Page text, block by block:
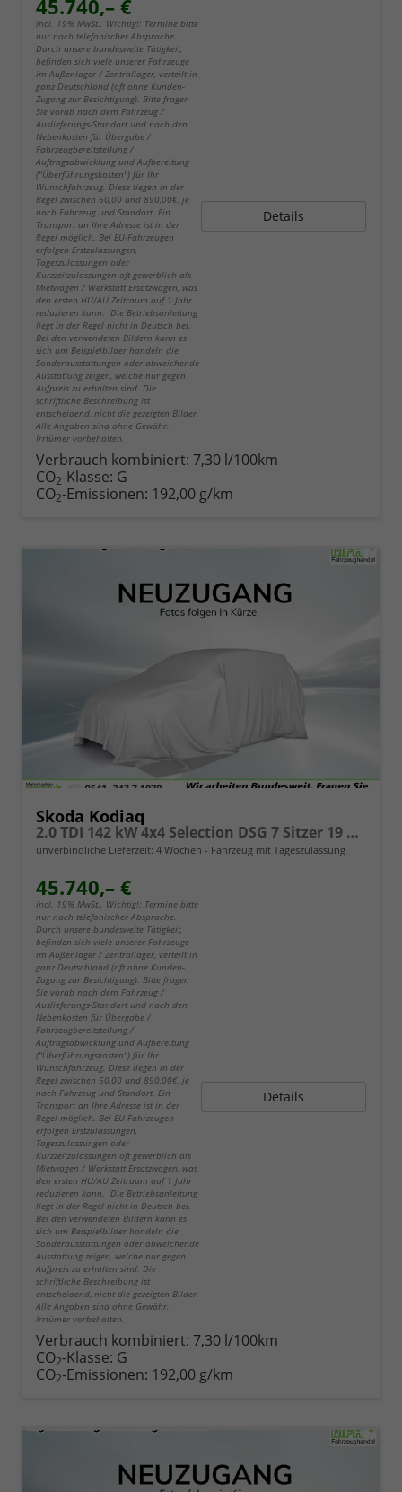
45.740,– €
incl. 19% MwSt.. Wichtig!: Termine bitte
nur nach telefonischer Absprache.
Durch unsere bundesweite Tätigkeit,
befinden sich viele unserer Fahrzeuge
im Außenlager / Zentrallager, verteilt in
ganz Deutschland (oft ohne Kunden-
Zugang zur Besichtigung). Bitte fragen
Sie vorab nach dem Fahrzeug /
Auslieferungs-Standort und nach den
Nebenkosten für Übergabe /
Fahrzeugbereitstellung /
Auftragsabwicklung und Aufbereitung
("Überführungskosten") für Ihr
Wunschfahrzeug. Diese liegen in der
Regel zwischen 60,00 und 890,00€, je
nach Fahrzeug und Standort. Ein
Transport an Ihre Adresse ist in der
Regel möglich. Bei EU-Fahrzeugen
erfolgen Erstzulassungen,
Tageszulassungen oder
Kurzzeitzulassungen oft gewerblich als
Mietwagen / Werkstatt Ersatzwagen, was
den ersten HU/AU Zeitraum auf 1 Jahr
reduzieren kann. Die Betriebsanleitung
liegt in der Regel nicht in Deutsch bei.
Bei den verwendeten Bildern kann es
sich um Beispielbilder handeln die
Sonderausstattungen oder abweichende
Ausstattung zeigen, welche nur gegen
Aufpreis zu erhalten sind. Die
schriftliche Beschreibung ist
entscheidend, nicht die gezeigten Bilder.
Alle Angaben sind ohne Gewähr.
Irrtümer vorbehalten.
Details
Verbrauch kombiniert: 7,30 l/100km
CO2-Klasse: G
CO2-Emissionen: 192,00 g/km
Skoda Kodiaq
2.0 TDI 142 kW 4x4 Selection DSG 7 Sitzer 19 Zoll AHK el. HK
unverbindliche Lieferzeit: 4 Wochen Fahrzeug mit Tageszulassung
45.740,– €
incl. 19% MwSt.. Wichtig!: Termine bitte
nur nach telefonischer Absprache.
Durch unsere bundesweite Tätigkeit,
befinden sich viele unserer Fahrzeuge
im Außenlager / Zentrallager, verteilt in
ganz Deutschland (oft ohne Kunden-
Zugang zur Besichtigung). Bitte fragen
Sie vorab nach dem Fahrzeug /
Auslieferungs-Standort und nach den
Nebenkosten für Übergabe /
Fahrzeugbereitstellung /
Auftragsabwicklung und Aufbereitung
("Überführungskosten") für Ihr
Wunschfahrzeug. Diese liegen in der
Regel zwischen 60,00 und 890,00€, je
nach Fahrzeug und Standort. Ein
Transport an Ihre Adresse ist in der
Regel möglich. Bei EU-Fahrzeugen
erfolgen Erstzulassungen,
Tageszulassungen oder
Kurzzeitzulassungen oft gewerblich als
Mietwagen / Werkstatt Ersatzwagen, was
den ersten HU/AU Zeitraum auf 1 Jahr
reduzieren kann. Die Betriebsanleitung
liegt in der Regel nicht in Deutsch bei.
Bei den verwendeten Bildern kann es
sich um Beispielbilder handeln die
Sonderausstattungen oder abweichende
Ausstattung zeigen, welche nur gegen
Aufpreis zu erhalten sind. Die
schriftliche Beschreibung ist
entscheidend, nicht die gezeigten Bilder.
Alle Angaben sind ohne Gewähr.
Irrtümer vorbehalten.
Details
Verbrauch kombiniert: 7,30 l/100km
CO2-Klasse: G
CO2-Emissionen: 192,00 g/km